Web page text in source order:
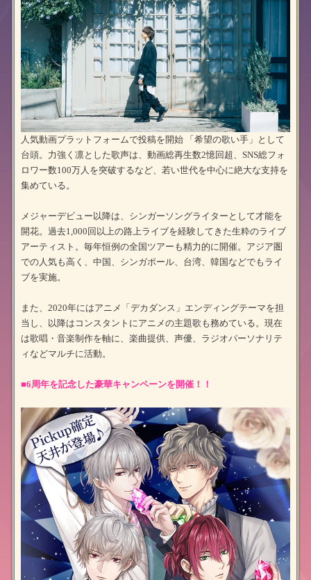
人気動画プラットフォームで投稿を開始 「希望の歌い手」として
台頭。力強く凛とした歌声は、動画総再生数2憶回超、SNS総フォ
ロワー数100万人を突破するなど、若い世代を中心に絶大な支持を
集めている。
メジャーデビュー以降は、シンガーソングライターとして才能を
開花。過去1,000回以上の路上ライブを経験してきた生粋のライブ
アーティスト。毎年恒例の全国ツアーも精力的に開催。アジア圏
での人気も高く、中国、シンガポール、台湾、韓国などでもライ
ブを実施。
また、2020年にはアニメ「デカダンス」エンディングテーマを担
当し、以降はコンスタントにアニメの主題歌も務めている。現在
は歌唱・音楽制作を軸に、楽曲提供、声優、ラジオパーソナリテ
ィなどマルチに活動。
■6周年を記念した豪華キャンペーンを開催！ ！